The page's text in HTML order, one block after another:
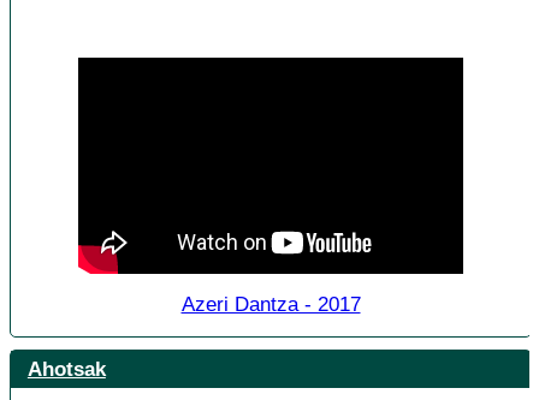
Azeri Dantza - 2017
Ahotsak